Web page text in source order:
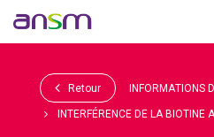
Retour INFORMATIONS
INTERFÉRENCE DE LA BIOTINE